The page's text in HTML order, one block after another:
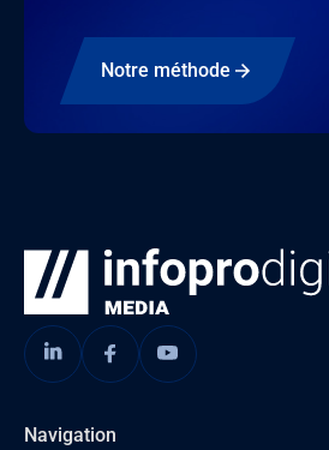
Notre méthode
Navigation